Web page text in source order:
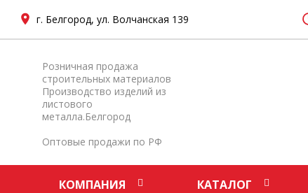
г. Белгород, ул. Волчанская 139
Розничная продажа
строительных материалов
Производство изделий из
листового
металла.Белгород
Оптовые продажи по РФ
КОМПАНИЯ КАТАЛОГ